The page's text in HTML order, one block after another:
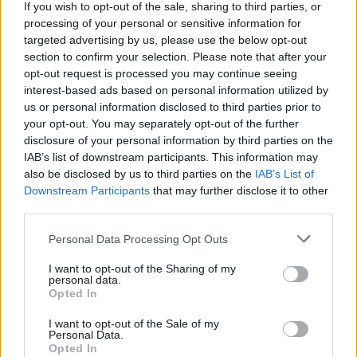
If you wish to opt-out of the sale, sharing to third parties, or
processing of your personal or sensitive information for
targeted advertising by us, please use the below opt-out
section to confirm your selection. Please note that after your
opt-out request is processed you may continue seeing
interest-based ads based on personal information utilized by
us or personal information disclosed to third parties prior to
your opt-out. You may separately opt-out of the further
disclosure of your personal information by third parties on the
IAB’s list of downstream participants. This information may
also be disclosed by us to third parties on the IAB’s List of
Downstream Participants that may further disclose it to other
Please note that this website/app uses one or more Google
not limited to your visit or usage behaviour. You may click to
grant or deny consent to Google and its third-party tags to
use your data for below specified purposes in below Google
consent section.
Personal Data Processing Opt Outs
I want to opt-out of the Sharing of my
personal data.
Opted In
I want to opt-out of the Sale of my
Personal Data.
Opted In
VAGY
Balakin
15 éve
Szikkadt drogos feje van az összesnek, betegesen
soványak, undorító! Az utolsónak a feje az külön